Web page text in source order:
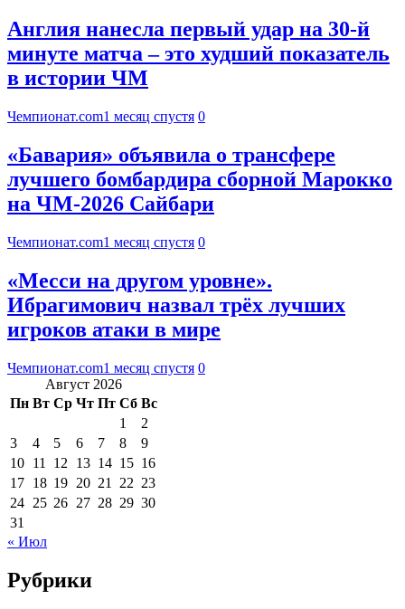
Англия нанесла первый удар на 30-й
минуте матча – это худший показатель
в истории ЧМ
Чемпионат.com1 месяц спустя 0
«Бавария» объявила о трансфере
лучшего бомбардира сборной Марокко
на ЧМ-2026 Сайбари
Чемпионат.com1 месяц спустя 0
«Месси на другом уровне».
Ибрагимович назвал трёх лучших
игроков атаки в мире
Чемпионат.com1 месяц спустя 0
Август 2026
Пн Вт Ср Чт Пт Сб Вс
1
2
3
4 5 6 7 8
9
10 11 12 13 14 15 16
17 18 19 20 21 22 23
24 25 26 27 28 29 30
31
« Июл
Рубрики